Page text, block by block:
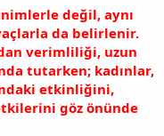
değil, aynı
da belirlenir.
verimliliği, uzun
tutarken; kadınlar,
etkinliğini,
göz önünde